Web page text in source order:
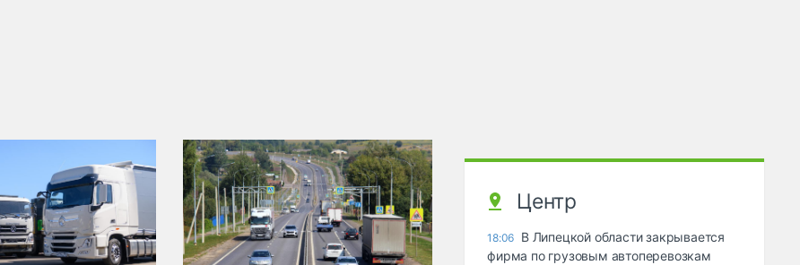
Центр
18:06 В Липецкой области закрывается
фирма по грузовым автоперевозкам